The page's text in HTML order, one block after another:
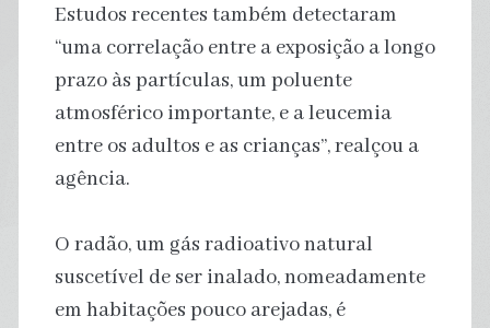
Estudos recentes também detectaram
“uma correlação entre a exposição a longo
prazo às partículas, um poluente
atmosférico importante, e a leucemia
entre os adultos e as crianças”, realçou a
agência.
O radão, um gás radioativo natural
suscetível de ser inalado, nomeadamente
em habitações pouco arejadas, é